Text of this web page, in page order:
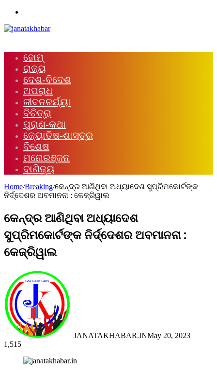
ହୋମ୍
ରାଜ୍ୟ
ଦେଶ-ବିଦେଶ
ଅପରାଧ
ଜୀବନଚର୍ଯ୍ୟା
ବିଚିତ୍ରା
ପୁରାଣ-କଥା
ଜ୍ୟୋତିଷ-ଶାସ୍ତ୍ର
ବିଶେଷ
ମନୋରଞ୍ଜନ
ବାଣିଜ୍ୟ
Home/Breaking/କେନ୍ଦ୍ର ଆଣିଥିବା ଅଧ୍ୟାଦେଶ ସୁପ୍ରିମକୋର୍ଟଙ୍କ
ନିର୍ଦ୍ଦେଶର ଅବମାନନା : କେଜ୍ରିୱାଲ
କେନ୍ଦ୍ର ଆଣିଥିବା ଅଧ୍ୟାଦେଶ
ସୁପ୍ରିମକୋର୍ଟଙ୍କ ନିର୍ଦ୍ଦେଶର ଅବମାନନା :
କେଜ୍ରିୱାଲ
JANATAKHABAR.INMay 20, 2023
1,515